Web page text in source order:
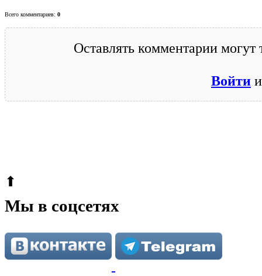
Всего комментариев: 0
Оставлять комментарии могут
Войти
⬆
Мы в соцсетях